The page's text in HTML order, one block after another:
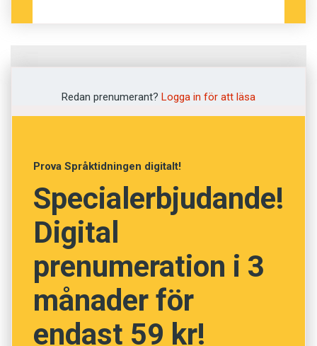
Strömstad on
Strömstadin kunnan
keskustaajama.
Swahili
Estniska
Somaliska
Finska
Redan prenumerant? Logga in för att läsa
Prova Språktidningen digitalt!
Specialerbjudande!
Digital
prenumeration i 3
månader för
endast 59 kr!